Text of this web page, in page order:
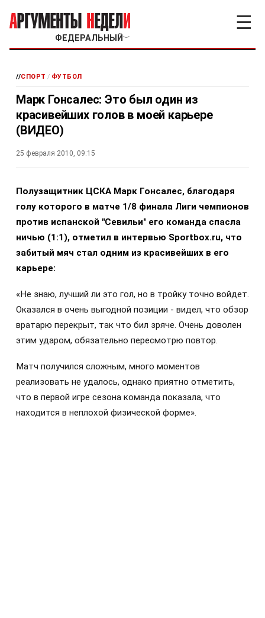
ФЕДЕРАЛЬНЫЙ ﹀
☰
//СПОРТ / ФУТБОЛ
Марк Гонсалес: Это был один из
красивейших голов в моей карьере
(ВИДЕО)
25 февраля 2010, 09:15
Полузащитник ЦСКА Марк Гонсалес, благодаря
голу которого в матче 1/8 финала Лиги чемпионов
против испанской "Севильи" его команда спасла
ничью (1:1), отметил в интервью Sportbox.ru, что
забитый мяч стал одним из красивейших в его
карьере:
«Не знаю, лучший ли это гол, но в тройку точно войдет.
Оказался в очень выгодной позиции - видел, что обзор
вратарю перекрыт, так что бил зряче. Очень доволен
этим ударом, обязательно пересмотрю повтор.
Матч получился сложным, много моментов
реализовать не удалось, однако приятно отметить,
что в первой игре сезона команда показала, что
находится в неплохой физической форме».